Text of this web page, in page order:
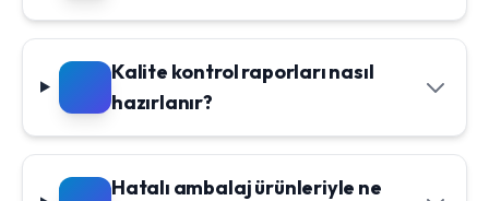
Kalite kontrol raporları nasıl
hazırlanır?
Hatalı ambalaj ürünleriyle ne